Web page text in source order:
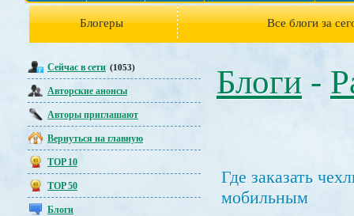
Блогеры Все блоги за
Сейчас в сети (1053)
Авторские анонсы
Авторы приглашают
Вернуться на главную
TOP 10
TOP 50
Блоги
Блоги -
Где заказать
мобильным